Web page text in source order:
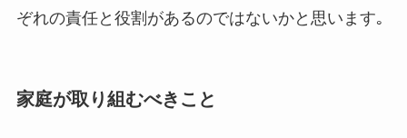
ぞれの責任と役割があるのではないかと思います｡
家庭が取り組むべきこと